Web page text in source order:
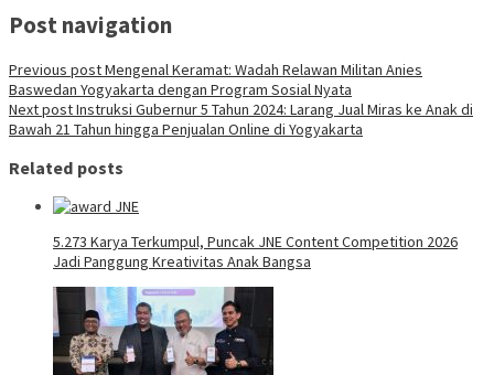
Post navigation
Previous postMengenal Keramat: Wadah Relawan Militan Anies
Baswedan Yogyakarta dengan Program Sosial Nyata
Next postInstruksi Gubernur 5 Tahun 2024: Larang Jual Miras ke Anak di
Bawah 21 Tahun hingga Penjualan Online di Yogyakarta
Related posts
5.273 Karya Terkumpul, Puncak JNE Content Competition 2026
Jadi Panggung Kreativitas Anak Bangsa